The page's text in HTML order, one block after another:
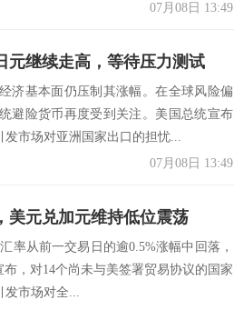
07月08日 13:49
元继续走高，等待压力测试
济基本面仍压制其涨幅。在全球风险偏
避险货币再度受到关注。美国总统宣布
市场对亚洲国家出口的担忧...
07月08日 13:49
美元兑加元维持低位震荡
率从前一交易日的逾0.5%涨幅中回落，
，对14个尚未与美签署贸易协议的国家
发市场对全...